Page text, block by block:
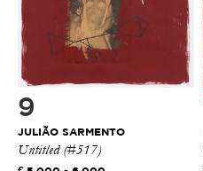
9
JULIÃO SARMENTO
Untitled (#517)